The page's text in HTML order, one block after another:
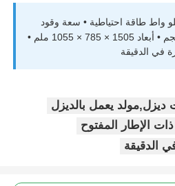
كيلو واط طاقة احتياطية • سعة وقود
100 لتر • وزن صافي 630 كجم • أبعاد 1505 × 785 × 1055 ملم •
يعمل بالديزل
الإطار المفتوح